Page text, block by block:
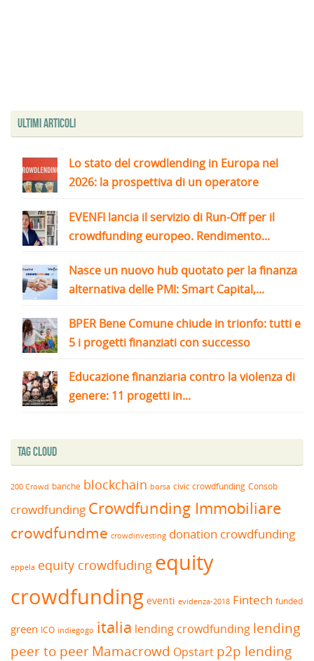
Ultimi articoli
Lo stato del crowdlending in Europa nel
2026: la prospettiva di un operatore
EVENFI lancia il servizio di Run-Off per il
crowdfunding europeo. Rendimento...
Nasce un nuovo hub quotato per la finanza
alternativa delle PMI: Smart Capital,...
BPER Bene Comune chiude in trionfo: tutti e
5 i progetti finanziati con successo
Educazione finanziaria contro la violenza di
genere: 11 progetti in...
Tag Cloud
200 Crowd banche blockchain borsa civic crowdfunding Consob
crowdfunding Crowdfunding Immobiliare
crowdfundme crowdinvesting donation crowdfunding
eppela equity crowdfuding equity
crowdfunding eventi evidenza-2018 Fintech funded
green ICO indiegogo italia lending crowdfunding lending
peer to peerMamacrowd Opstart p2p lending